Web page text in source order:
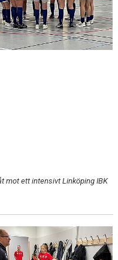
mot ett intensivt Linköping IBK